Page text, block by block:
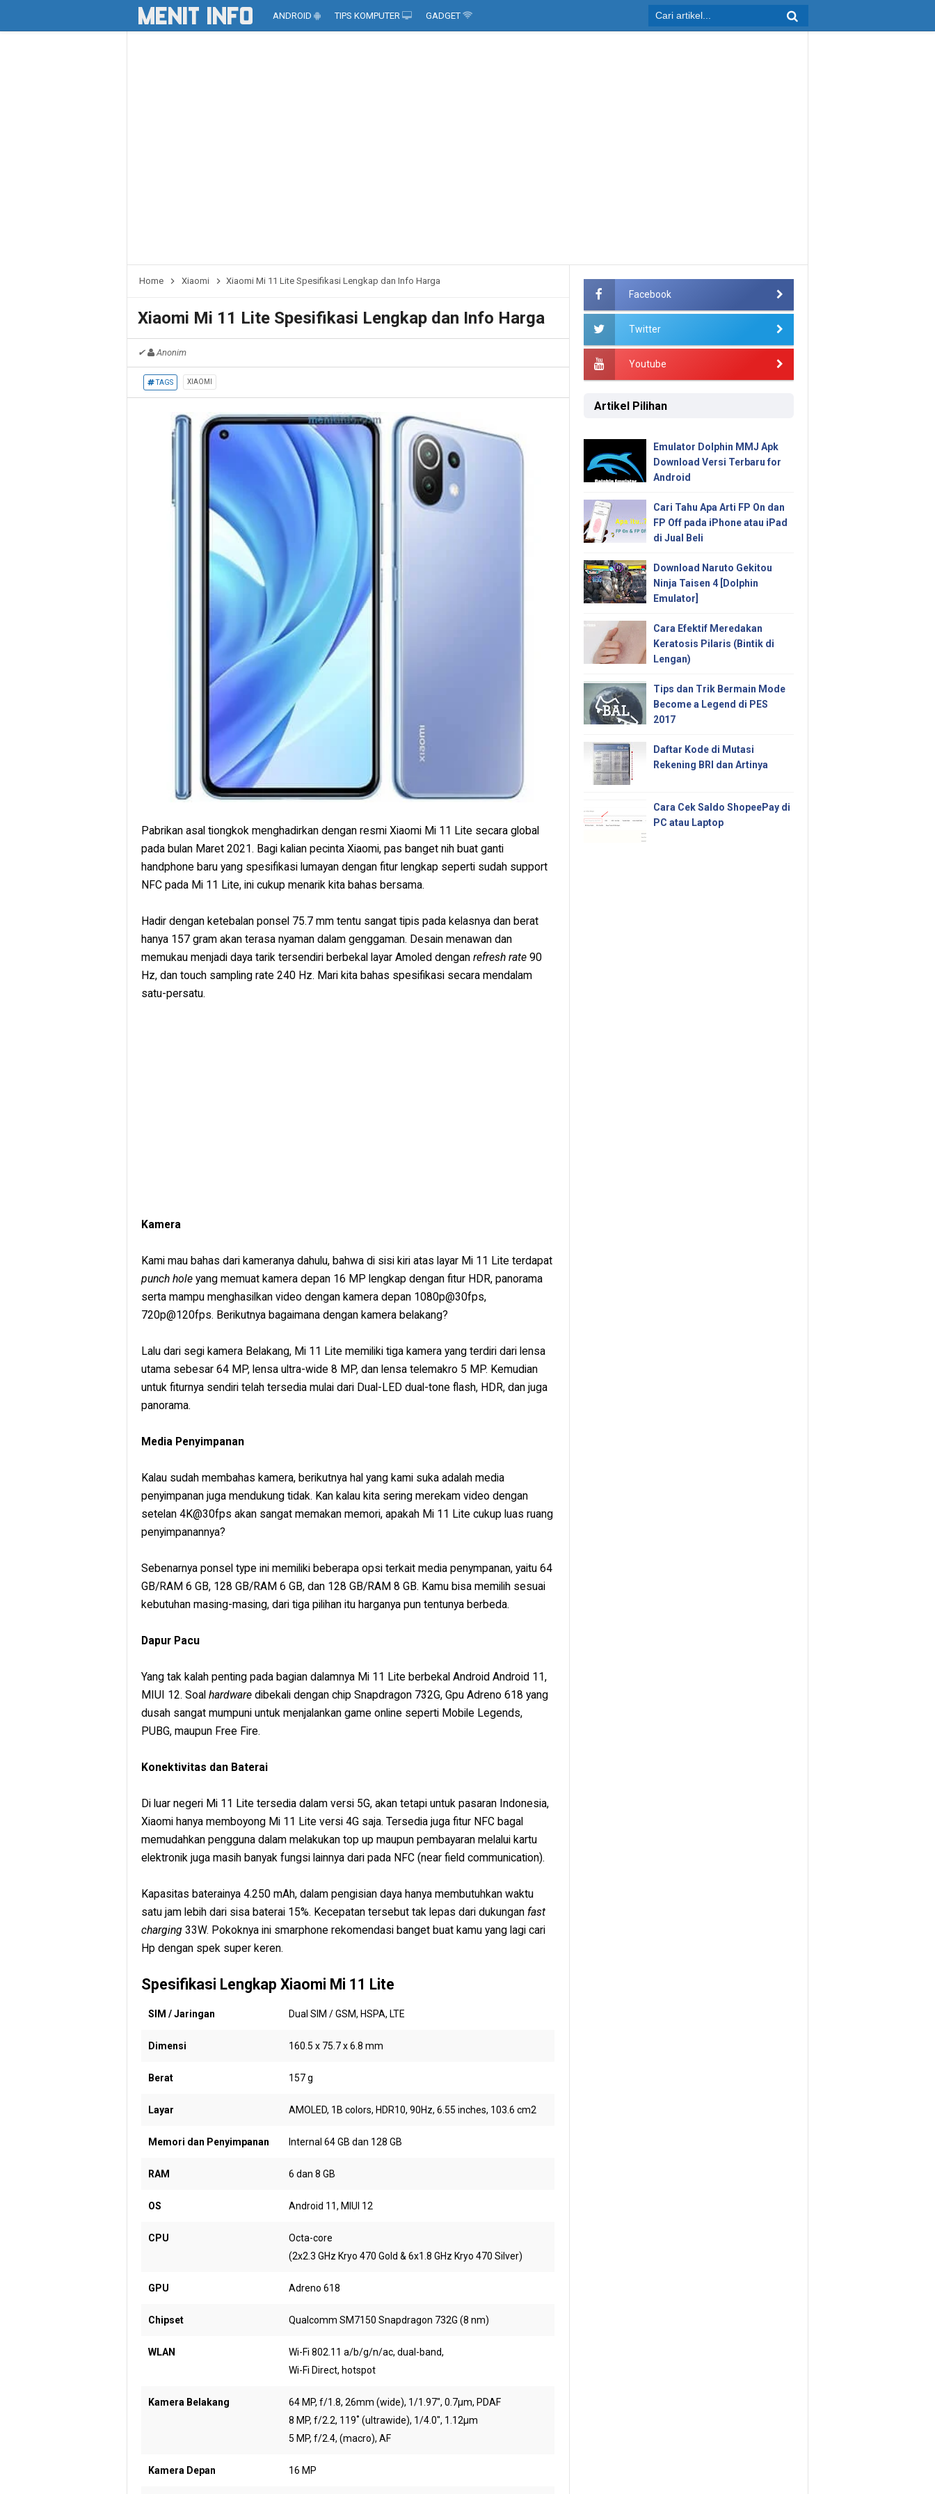
ANDROID TIPS KOMPUTER GADGET
Home Xiaomi Xiaomi Mi 11 Lite Spesifikasi Lengkap dan Info Harga
Xiaomi Mi 11 Lite Spesifikasi Lengkap dan Info Harga
✔ Anonim
TAGS XIAOMI
Pabrikan asal tiongkok menghadirkan dengan resmi Xiaomi Mi 11 Lite secara global
pada bulan Maret 2021. Bagi kalian pecinta Xiaomi, pas banget nih buat ganti
handphone baru yang spesifikasi lumayan dengan fitur lengkap seperti sudah support
NFC pada Mi 11 Lite, ini cukup menarik kita bahas bersama.
Hadir dengan ketebalan ponsel 75.7 mm tentu sangat tipis pada kelasnya dan berat
hanya 157 gram akan terasa nyaman dalam genggaman. Desain menawan dan
memukau menjadi daya tarik tersendiri berbekal layar Amoled dengan refresh rate 90
Hz, dan touch sampling rate 240 Hz. Mari kita bahas spesifikasi secara mendalam
satu-persatu.
Kamera
Kami mau bahas dari kameranya dahulu, bahwa di sisi kiri atas layar Mi 11 Lite terdapat
punch hole yang memuat kamera depan 16 MP lengkap dengan fitur HDR, panorama
serta mampu menghasilkan video dengan kamera depan 1080p@30fps,
720p@120fps. Berikutnya bagaimana dengan kamera belakang?
Lalu dari segi kamera Belakang, Mi 11 Lite memiliki tiga kamera yang terdiri dari lensa
utama sebesar 64 MP, lensa ultra-wide 8 MP, dan lensa telemakro 5 MP. Kemudian
untuk fiturnya sendiri telah tersedia mulai dari Dual-LED dual-tone flash, HDR, dan juga
panorama.
Media Penyimpanan
Kalau sudah membahas kamera, berikutnya hal yang kami suka adalah media
penyimpanan juga mendukung tidak. Kan kalau kita sering merekam video dengan
setelan 4K@30fps akan sangat memakan memori, apakah Mi 11 Lite cukup luas ruang
penyimpanannya?
Sebenarnya ponsel type ini memiliki beberapa opsi terkait media penympanan, yaitu 64
GB/RAM 6 GB, 128 GB/RAM 6 GB, dan 128 GB/RAM 8 GB. Kamu bisa memilih sesuai
kebutuhan masing-masing, dari tiga pilihan itu harganya pun tentunya berbeda.
Dapur Pacu
Yang tak kalah penting pada bagian dalamnya Mi 11 Lite berbekal Android Android 11,
MIUI 12. Soal hardware dibekali dengan chip Snapdragon 732G, Gpu Adreno 618 yang
dusah sangat mumpuni untuk menjalankan game online seperti Mobile Legends,
PUBG, maupun Free Fire.
Konektivitas dan Baterai
Di luar negeri Mi 11 Lite tersedia dalam versi 5G, akan tetapi untuk pasaran Indonesia,
Xiaomi hanya memboyong Mi 11 Lite versi 4G saja. Tersedia juga fitur NFC bagal
memudahkan pengguna dalam melakukan top up maupun pembayaran melalui kartu
elektronik juga masih banyak fungsi lainnya dari pada NFC (near field communication).
Kapasitas baterainya 4.250 mAh, dalam pengisian daya hanya membutuhkan waktu
satu jam lebih dari sisa baterai 15%. Kecepatan tersebut tak lepas dari dukungan fast
charging 33W. Pokoknya ini smarphone rekomendasi banget buat kamu yang lagi cari
Hp dengan spek super keren.
Spesifikasi Lengkap Xiaomi Mi 11 Lite
SIM / Jaringan Dual SIM / GSM, HSPA, LTE
Dimensi 160.5 x 75.7 x 6.8 mm
Berat 157 g
Layar AMOLED, 1B colors, HDR10, 90Hz, 6.55 inches, 103.6 cm2
Memori dan Penyimpanan Internal 64 GB dan 128 GB
RAM 6 dan 8 GB
OS Android 11, MIUI 12
CPU
Octa-core
(2x2.3 GHz Kryo 470 Gold & 6x1.8 GHz Kryo 470 Silver)
GPU Adreno 618
Chipset Qualcomm SM7150 Snapdragon 732G (8 nm)
WLAN
Wi-Fi 802.11 a/b/g/n/ac, dual-band,
Wi-Fi Direct, hotspot
Kamera Belakang
64 MP, f/1.8, 26mm (wide), 1/1.97", 0.7µm, PDAF
8 MP, f/2.2, 119˚ (ultrawide), 1/4.0", 1.12µm
5 MP, f/2.4, (macro), AF
Kamera Depan 16 MP
Facebook
Twitter
Youtube
Artikel Pilihan
Emulator Dolphin MMJ Apk
Download Versi Terbaru for
Android
Cari Tahu Apa Arti FP On dan
FP Off pada iPhone atau iPad
di Jual Beli
Download Naruto Gekitou
Ninja Taisen 4 [Dolphin
Emulator]
Cara Efektif Meredakan
Keratosis Pilaris (Bintik di
Lengan)
Tips dan Trik Bermain Mode
Become a Legend di PES
2017
Daftar Kode di Mutasi
Rekening BRI dan Artinya
Cara Cek Saldo ShopeePay di
PC atau Laptop